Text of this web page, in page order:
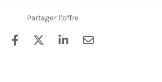
Partager l'offre